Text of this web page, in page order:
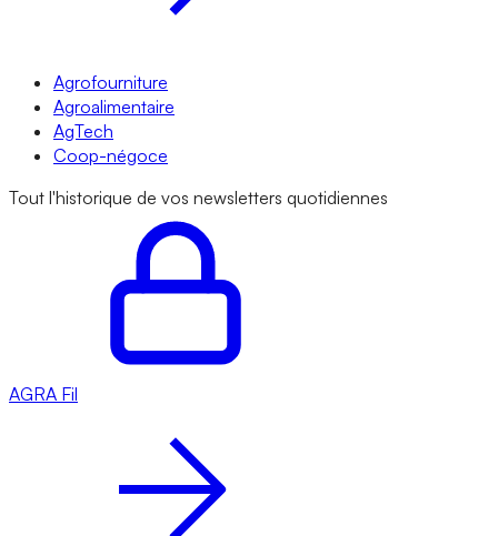
Agrofourniture
Agroalimentaire
AgTech
Coop-négoce
Tout l'historique de vos newsletters quotidiennes
AGRA Fil